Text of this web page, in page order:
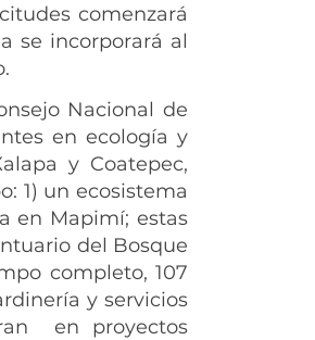
comenzará
se incorporará al
Nacional de
en ecología y
y Coatepec,
1) un ecosistema
en Mapimí; estas
del Bosque
completo, 107
y servicios
en proyectos